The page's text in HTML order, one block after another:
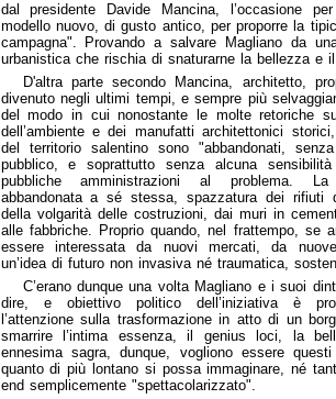
dal presidente Davide Mancina, l’occasione
modello nuovo, di gusto antico, per proporre la
campagna". Provando a salvare Magliano da
urbanistica che rischia di snaturarne la bellezza e
D'altra parte secondo Mancina, architetto,
divenuto negli ultimi tempi, e sempre più
del modo in cui nonostante le molte retoriche
dell’ambiente e dei manufatti architettonici
del territorio salentino sono "abbandonati,
pubblico, e soprattutto senza alcuna
pubbliche amministrazioni al problema.
abbandonata a sé stessa, spazzatura dei rifiuti
della volgarità delle costruzioni, dai muri in
alle fabbriche. Proprio quando, nel frattempo, se
essere interessata da nuovi mercati, da
un’idea di futuro non invasiva né traumatica,
C’erano dunque una volta Magliano e i suoi
dire, e obiettivo politico dell’iniziativa è
l’attenzione sulla trasformazione in atto di un
smarrire l’intima essenza, il genius loci, la
ennesima sagra, dunque, vogliono essere
quanto di più lontano si possa immaginare, né
end semplicemente "spettacolarizzato".